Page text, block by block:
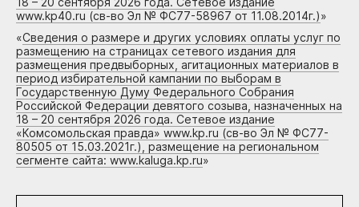
www.kp40.ru (св-во Эл № ФС77-58967 от 11.08.2014г.)»
«Сведения о размере и других условиях оплаты услуг по
размещению на страницах сетевого издания для
размещения предвыборных, агитационных материалов в
период избирательной кампании по выборам в
Государственную Думу Федерального Собрания
Российской Федерации девятого созыва, назначенных на
18 – 20 сентября 2026 года. Сетевое издание
«Комсомольская правда» www.kp.ru (св-во Эл № ФС77-
80505 от 15.03.2021г.), размещение на региональном
сегменте сайта: www.kaluga.kp.ru»